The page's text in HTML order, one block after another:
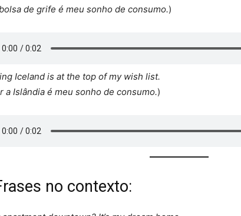
de grife é meu sonho de consumo.)
Iceland is at the top of my wish list.
a Islândia é meu sonho de consumo.)
no contexto: